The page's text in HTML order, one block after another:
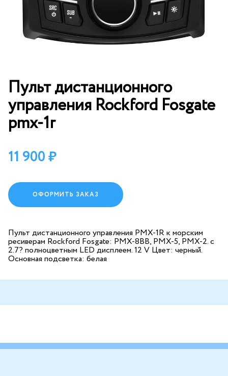
Пульт дистанционного
управления Rockford Fosgate
pmx-1r
11 900
ОФОРМИТЬ ЗАКАЗ
Пульт дистанционного управления PMX-1R к морским
ресиверам Rockford Fosgate: PMX-8BB, PMX-5, PMX-2. с
2.7? полноцветным LED дисплеем. 12 V Цвет: черный.
Основная подсветка: белая